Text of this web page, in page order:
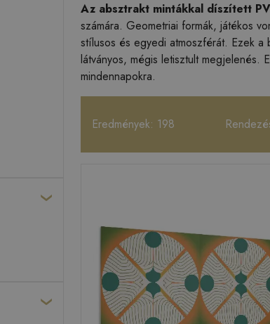
Az absztrakt mintákkal díszített
számára. Geometriai formák, játékos
stílusos és egyedi atmoszférát. Ezek a
látványos, mégis letisztult megjelenés.
mindennapokra.
Eredmények: 198